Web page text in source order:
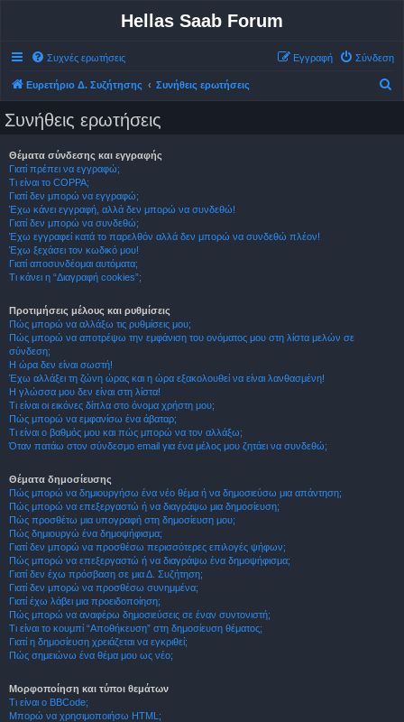
Hellas Saab Forum
Συχνές ερωτήσεις Σύνδεση
Εγγραφή
Ευρετήριο Δ. Συζήτησης Συνήθεις ερωτήσεις
Συνήθεις ερωτήσεις
Θέματα σύνδεσης και εγγραφής
Γιατί πρέπει να εγγραφώ;
Τι είναι το COPPA;
Γιατί δεν μπορώ να εγγραφώ;
Έχω κάνει εγγραφή, αλλά δεν μπορώ να συνδεθώ!
Γιατί δεν μπορώ να συνδεθώ;
Έχω εγγραφεί κατά το παρελθόν αλλά δεν μπορώ να συνδεθώ πλέον!
Έχω ξεχάσει τον κωδικό μου!
Γιατί αποσυνδέομαι αυτόματα;
Τι κάνει η “Διαγραφή cookies”;
Προτιμήσεις μέλους και ρυθμίσεις
Πώς μπορώ να αλλάξω τις ρυθμίσεις μου;
Πώς μπορώ να αποτρέψω την εμφάνιση του ονόματος μου στη λίστα μελών σε
σύνδεση;
Η ώρα δεν είναι σωστή!
Έχω αλλάξει τη ζώνη ώρας και η ώρα εξακολουθεί να είναι λανθασμένη!
Η γλώσσα μου δεν είναι στη λίστα!
Τι είναι οι εικόνες δίπλα στο όνομα χρήστη μου;
Πώς μπορώ να εμφανίσω ένα άβαταρ;
Τι είναι ο βαθμός μου και πώς μπορώ να τον αλλάξω;
Όταν πατάω στον σύνδεσμο email για ένα μέλος μου ζητάει να συνδεθώ;
Θέματα δημοσίευσης
Πώς μπορώ να δημιουργήσω ένα νέο θέμα ή να δημοσιεύσω μια απάντηση;
Πώς μπορώ να επεξεργαστώ ή να διαγράψω μια δημοσίευση;
Πώς προσθέτω μια υπογραφή στη δημοσίευση μου;
Πώς δημιουργώ ένα δημοψήφισμα;
Γιατί δεν μπορώ να προσθέσω περισσότερες επιλογές ψήφων;
Πώς μπορώ να επεξεργαστώ ή να διαγράψω ένα δημοψήφισμα;
Γιατί δεν έχω πρόσβαση σε μια Δ. Συζήτηση;
Γιατί δεν μπορώ να προσθέσω συνημμένα;
Γιατί έχω λάβει μια προειδοποίηση;
Πώς μπορώ να αναφέρω δημοσιεύσεις σε έναν συντονιστή;
Τι είναι το κουμπί “Αποθήκευση” στη δημοσίευση θέματος;
Γιατί η δημοσίευση χρειάζεται να εγκριθεί;
Πώς σημειώνω ένα θέμα μου ως νέο;
Μορφοποίηση και τύποι θεμάτων
Τι είναι ο BBCode;
Μπορώ να χρησιμοποιήσω HTML;